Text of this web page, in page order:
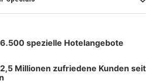
spezielle Hotelangebote
Millionen zufriedene Kunden seit